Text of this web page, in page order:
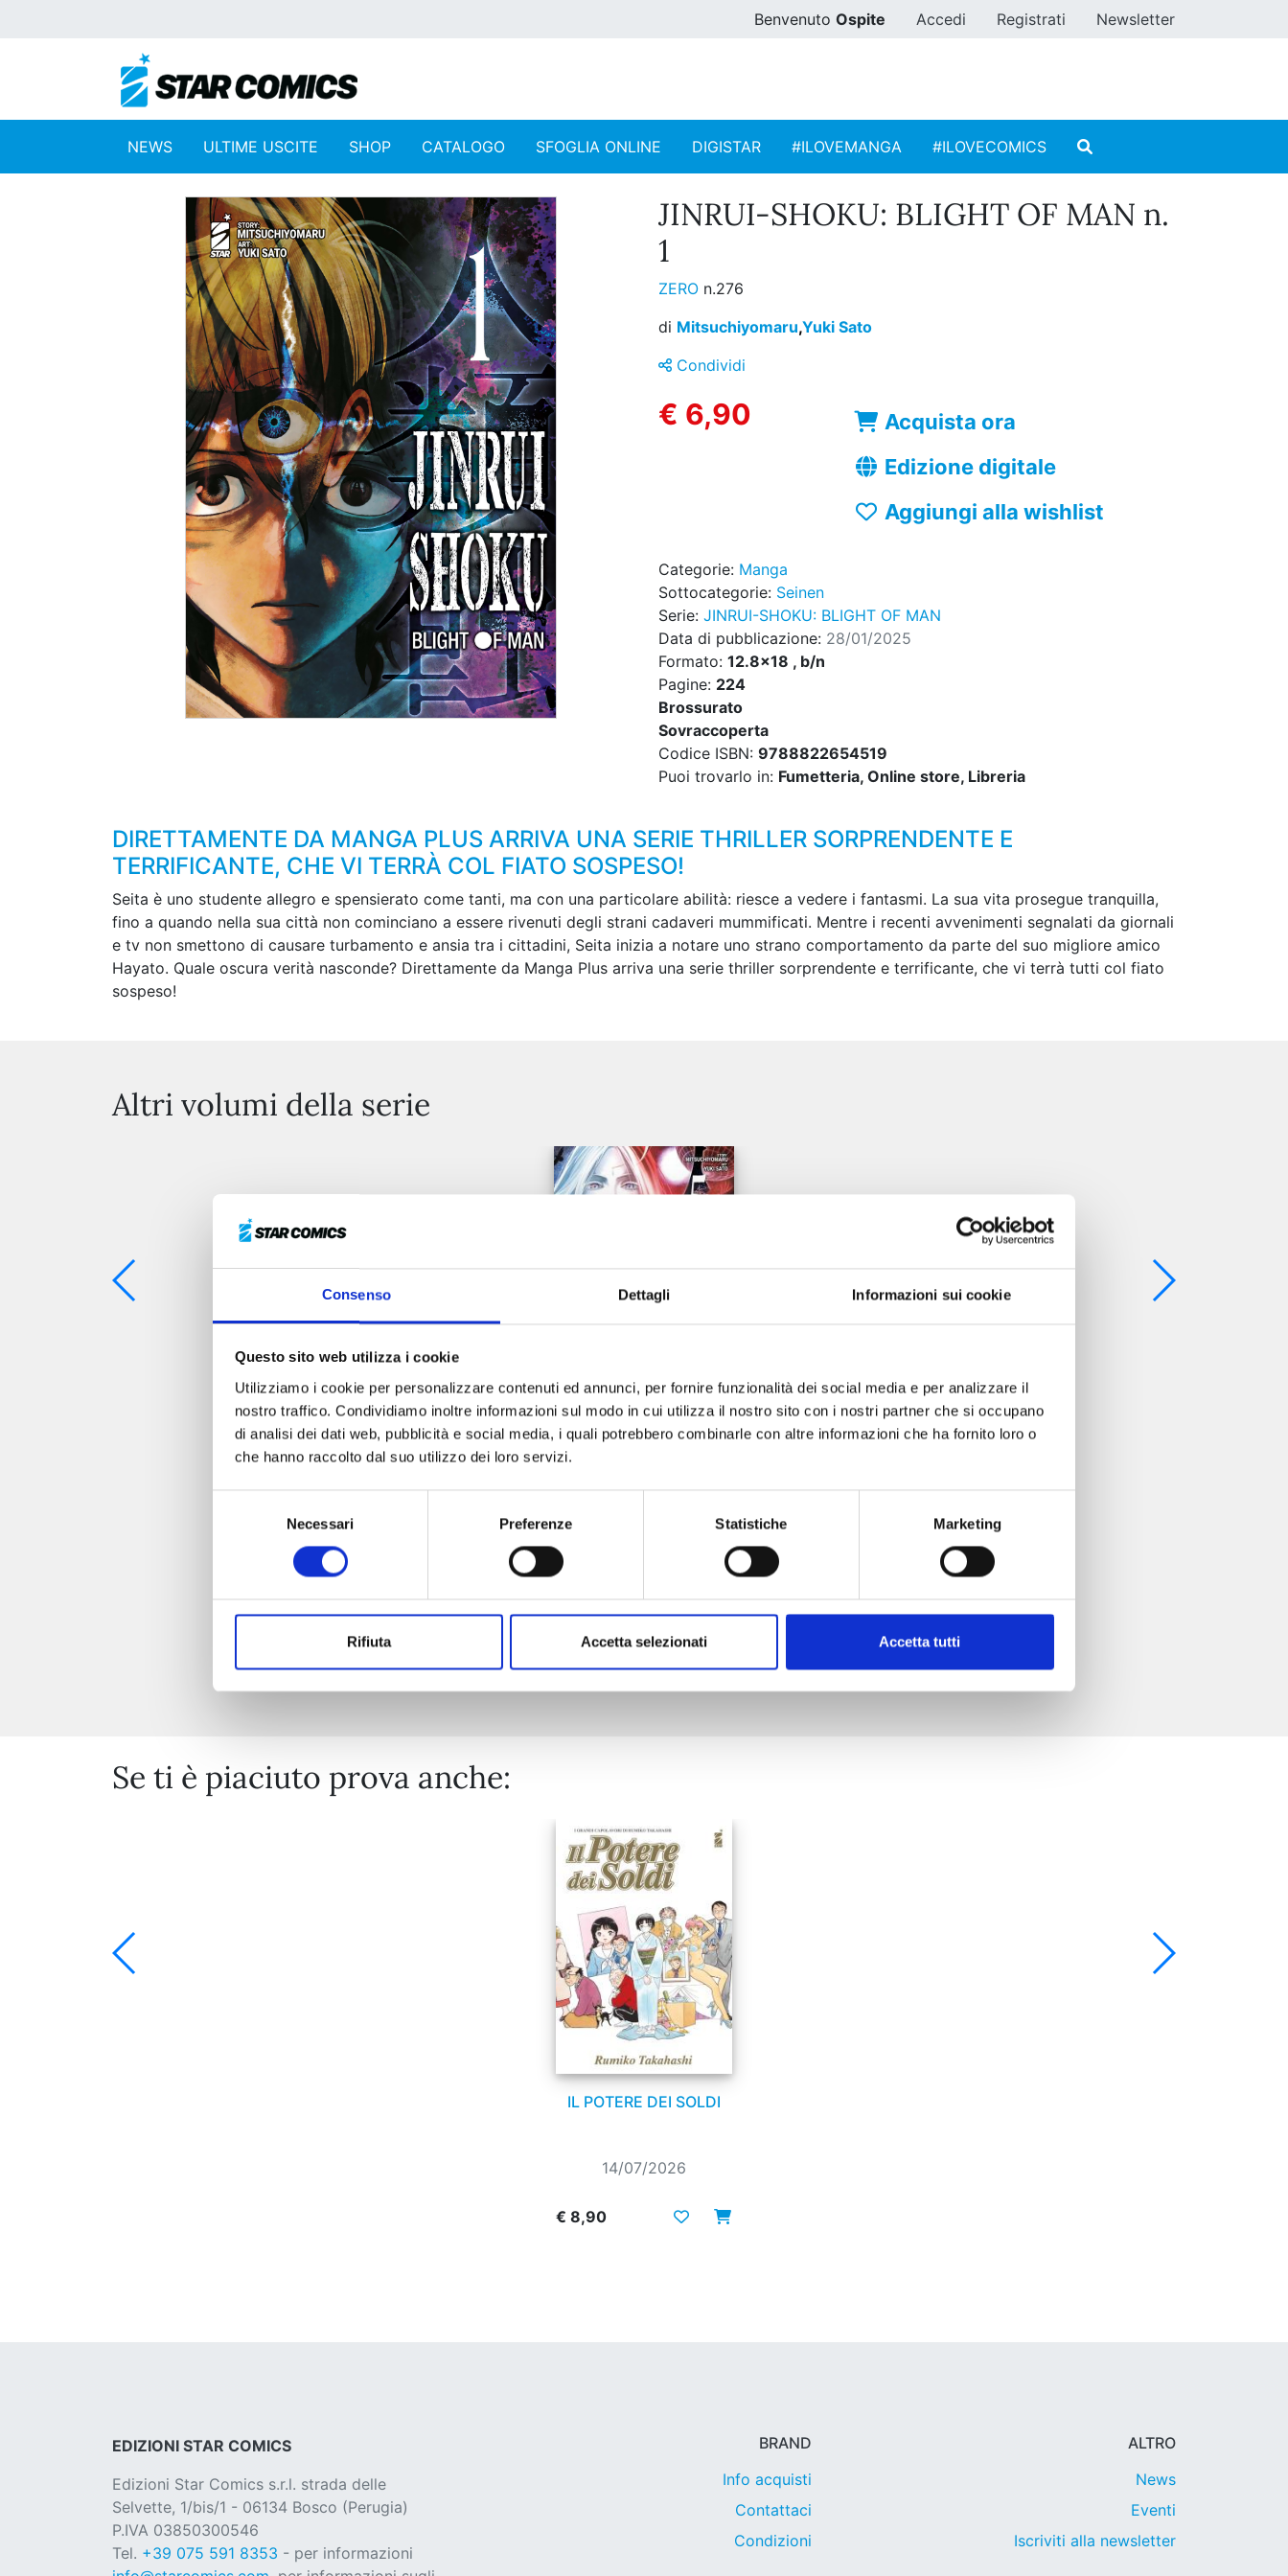
Consenso Dettagli Informazioni sui cookie
Questo sito web utilizza i cookie
Utilizziamo i cookie per personalizzare contenuti ed annunci, per fornire funzionalità dei social media e per analizzare il
nostro traffico. Condividiamo inoltre informazioni sul modo in cui utilizza il nostro sito con i nostri partner che si occupano
di analisi dei dati web, pubblicità e social media, i quali potrebbero combinarle con altre informazioni che ha fornito loro o
che hanno raccolto dal suo utilizzo dei loro servizi.
Necessari Preferenze Statistiche Marketing
Rifiuta Accetta selezionati Accetta tutti
Benvenuto Ospite Accedi Registrati Newsletter
NEWS ULTIME USCITE SHOP CATALOGO SFOGLIA ONLINE DIGISTAR #ILOVEMANGA #ILOVECOMICS
JINRUI-SHOKU: BLIGHT OF MAN n.
1
ZERO n.276
di Mitsuchiyomaru,Yuki Sato
Condividi
€ 6,90
Acquista ora
Edizione digitale
Aggiungi alla wishlist
Categorie: Manga
Sottocategorie: Seinen
Serie: JINRUI-SHOKU: BLIGHT OF MAN
Data di pubblicazione: 28/01/2025
Formato: 12.8x18 , b/n
Pagine: 224
Brossurato
Sovraccoperta
Codice ISBN: 9788822654519
Puoi trovarlo in: Fumetteria, Online store, Libreria
DIRETTAMENTE DA MANGA PLUS ARRIVA UNA SERIE THRILLER SORPRENDENTE E
TERRIFICANTE, CHE VI TERRÀ COL FIATO SOSPESO!
Seita è uno studente allegro e spensierato come tanti, ma con una particolare abilità: riesce a vedere i fantasmi. La sua vita prosegue tranquilla,
fino a quando nella sua città non cominciano a essere rivenuti degli strani cadaveri mummificati. Mentre i recenti avvenimenti segnalati da giornali
e tv non smettono di causare turbamento e ansia tra i cittadini, Seita inizia a notare uno strano comportamento da parte del suo migliore amico
Hayato. Quale oscura verità nasconde? Direttamente da Manga Plus arriva una serie thriller sorprendente e terrificante, che vi terrà tutti col fiato
sospeso!
Altri volumi della serie
JINRUI-SHOKU: BLIGHT OF MAN n. 5
11/11/2025
€ 7,90
Se ti è piaciuto prova anche:
IL POTERE DEI SOLDI
14/07/2026
€ 8,90
EDIZIONI STAR COMICS
Edizioni Star Comics s.r.l. strada delle
Selvette, 1/bis/1 - 06134 Bosco (Perugia)
P.IVA 03850300546
Tel. +39 075 591 8353 - per informazioni
BRAND
Info acquisti
Contattaci
Condizioni
ALTRO
News
Eventi
Iscriviti alla newsletter